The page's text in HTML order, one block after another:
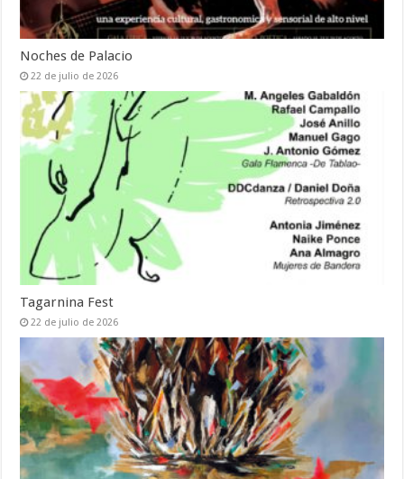
Noches de Palacio
22 de julio de 2026
Tagarnina Fest
22 de julio de 2026